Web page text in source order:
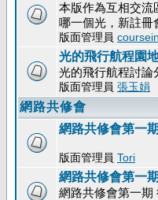
本版作為互相交流
哪一個光，新註冊
版面管理員
光的飛行航程園
光的飛行航程討論
版面管理員 張玉娟
網路共修會
網路共修會第一
版面管理員 Tori
網路共修會第一
網路共修會第一期